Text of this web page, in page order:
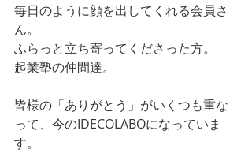
毎日のように顔を出してくれる会員さ
ん。
ふらっと立ち寄ってくださった方。
起業塾の仲間達。
皆様の「ありがとう」がいくつも重な
って、今のIDECOLABOになっていま
す。